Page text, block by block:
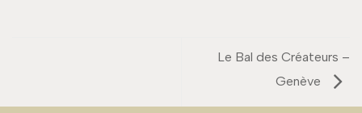
Le Bal des Créateurs –
Genève